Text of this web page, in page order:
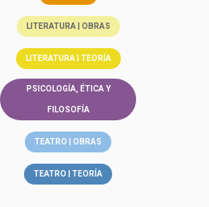
LITERATURA | OBRAS
LITERATURA | TEORÍA
PSICOLOGÍA, ÉTICA Y
FILOSOFÍA
TEATRO | OBRAS
TEATRO | TEORÍA